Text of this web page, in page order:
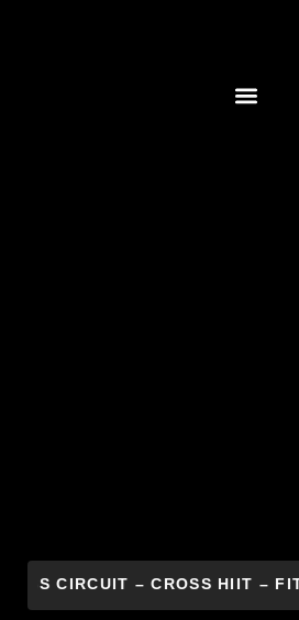
CIRCUIT – CROSS HIIT –